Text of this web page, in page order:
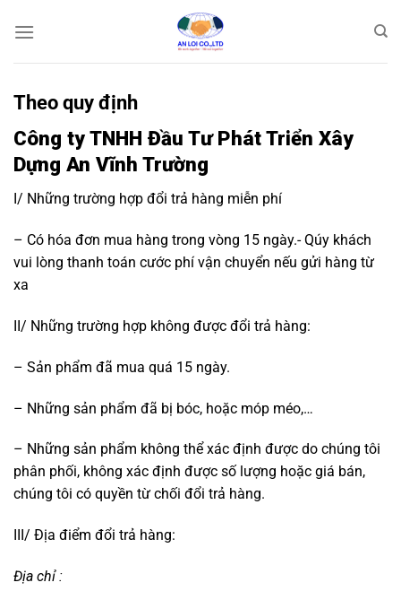
qua
Theo quy định
Công ty TNHH Đầu Tư Phát Triển Xây
Dựng An Vĩnh Trường
I/ Những trường hợp đổi trả hàng miễn phí
– Có hóa đơn mua hàng trong vòng 15 ngày.- Qúy khách
vui lòng thanh toán cước phí vận chuyển nếu gửi hàng từ
xa
II/ Những trường hợp không được đổi trả hàng:
– Sản phẩm đã mua quá 15 ngày.
– Những sản phẩm đã bị bóc, hoặc móp méo,…
– Những sản phẩm không thể xác định được do chúng tôi
phân phối, không xác định được số lượng hoặc giá bán,
chúng tôi có quyền từ chối đổi trả hàng.
III/ Địa điểm đổi trả hàng:
Địa chỉ :